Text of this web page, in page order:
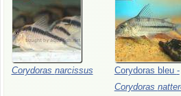
Corydoras narcissus Corydoras bleu -
Corydoras